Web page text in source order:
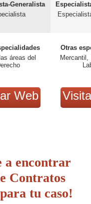
Generalista
áreas del
Web
Otras
a encontrar
Contratos
tu caso!